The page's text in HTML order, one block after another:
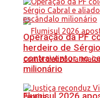
Flumisul 2026
Operação da PF
herdeiro de
contraventor no
milionário